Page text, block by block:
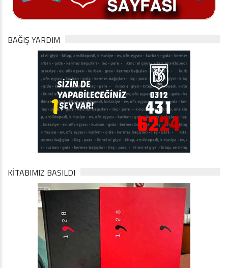
BAĞIŞ YARDIM
KİTABIMIZ BASILDI